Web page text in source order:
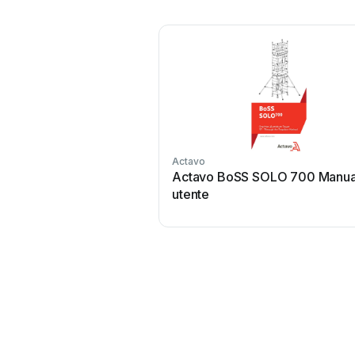
Actavo
Actavo BoSS SOLO 700
utente